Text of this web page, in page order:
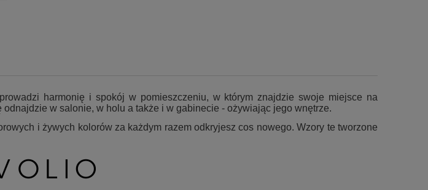
harmonię i spokój w pomieszczeniu, w którym znajdzie swoje miejsce na
w salonie, w holu a także i w gabinecie - ożywiając jego wnętrze.
i żywych kolorów za każdym razem odkryjesz cos nowego. Wzory te tworzone